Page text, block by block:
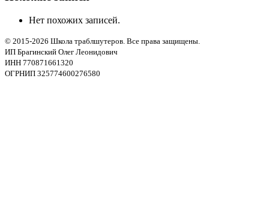
Нет похожих записей.
© 2015-2026 Школа траблшутеров. Все права защищены.
ИП Брагинский Олег Леонидович
ИНН 770871661320
ОГРНИП 325774600276580